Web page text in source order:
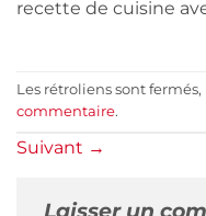
recette de cuisine
Les rétroliens sont
commentaire.
Suivant →
Laisser un